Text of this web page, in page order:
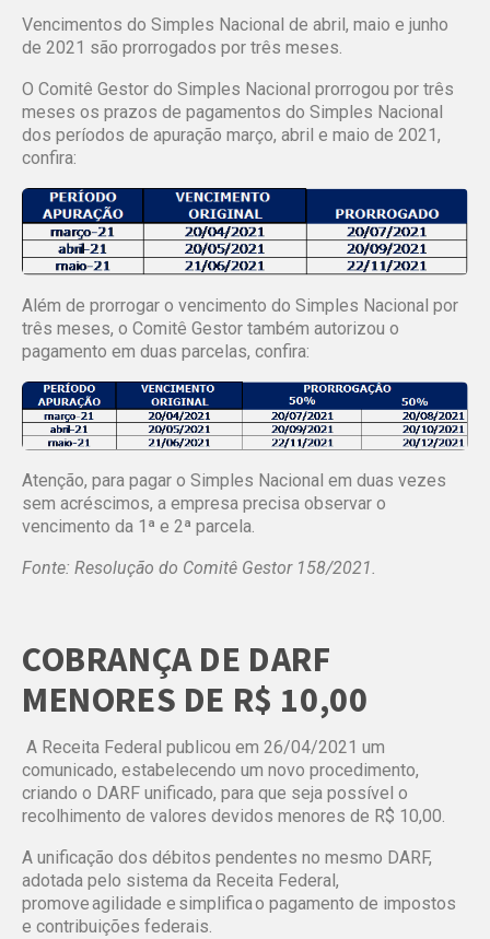
Vencimentos do Simples Nacional de abril, maio e junho
de 2021 são prorrogados por três meses.
O Comitê Gestor do Simples Nacional prorrogou por três
meses os prazos de pagamentos do Simples Nacional
dos períodos de apuração março, abril e maio de 2021,
confira:
Além de prorrogar o vencimento do Simples Nacional por
três meses, o Comitê Gestor também autorizou o
pagamento em duas parcelas, confira:
Atenção, para pagar o Simples Nacional em duas vezes
sem acréscimos, a empresa precisa observar o
vencimento da 1ª e 2ª parcela.
Fonte: Resolução do Comitê Gestor 158/2021.
COBRANÇA DE DARF
MENORES DE R$ 10,00
A Receita Federal publicou em 26/04/2021 um
comunicado, estabelecendo um novo procedimento,
criando o DARF unificado, para que seja possível o
recolhimento de valores devidos menores de R$ 10,00.
A unificação dos débitos pendentes no mesmo DARF,
adotada pelo sistema da Receita Federal,
promove agilidade e simplifica o pagamento de impostos
e contribuições federais.